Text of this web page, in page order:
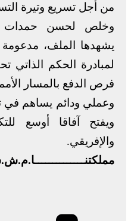
من أجل تسريع وتيرة
وخلص لحسن حمدات
يشهدها الملف، مدعومة
لمبادرة الحكم الذاتي
فرص الدفع بالمسار
وعملي ودائم يساهم في
ويفتح آفاقا أوسع
والإفريقي.